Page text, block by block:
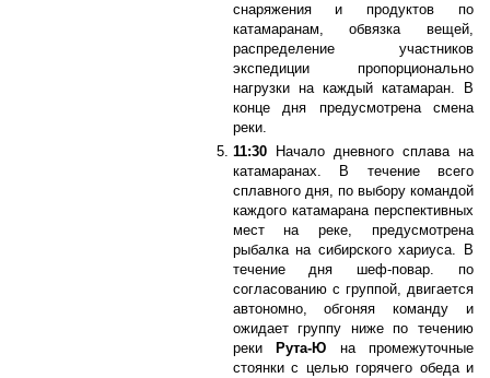
снаряжения и продуктов по
катамаранам, обвязка вещей,
распределение участников
экспедиции пропорционально
нагрузки на каждый катамаран. В
конце дня предусмотрена смена
реки.
11:30Начало дневного сплава на
катамаранах. В течение всего
сплавного дня, по выбору командой
каждого катамарана перспективных
мест на реке, предусмотрена
рыбалка на сибирского хариуса. В
течение дня шеф-повар. по
согласованию с группой, двигается
автономно, обгоняя команду и
ожидает группу ниже по течению
реки
Рута-Ю на промежуточные
стоянки с целью горячего обеда и